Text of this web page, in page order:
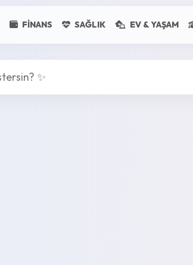
FINANS SAĞLIK EV & YAŞAM